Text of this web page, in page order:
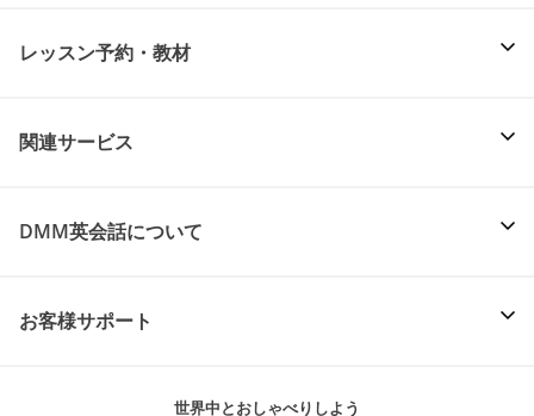
レッスン予約・教材
関連サービス
DMM英会話について
お客様サポート
世界中とおしゃべりしよう